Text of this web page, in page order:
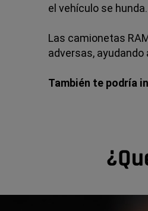
el vehículo se
Las camionetas
adversas,
También te podría